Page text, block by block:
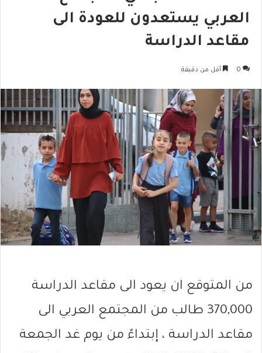
العربي يستعدون للعودة الى
مقاعد الدراسة
0 أقل من دقيقة
من المتوقع ان يعود الى مقاعد الدراسة
370,000 طالب من المجتمع العربي الى
مقاعد الدراسة ، إبتداءً من يوم غد الجمعة